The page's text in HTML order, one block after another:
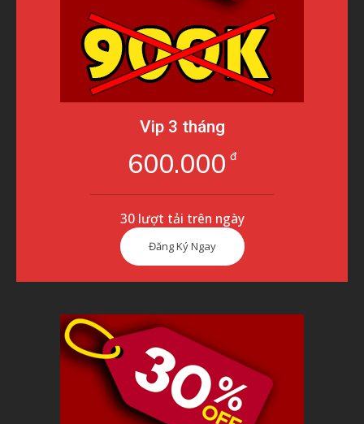
Vip 3 tháng
600.000 đ
30 lượt tải trên ngày
Đăng Ký Ngay